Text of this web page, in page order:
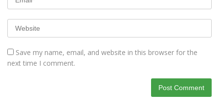
Save my name, email, and website in this browser for the
next time I comment.